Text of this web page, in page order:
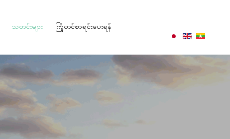
သတင်းများ ကြိုတင်စာရင်းပေးရန်